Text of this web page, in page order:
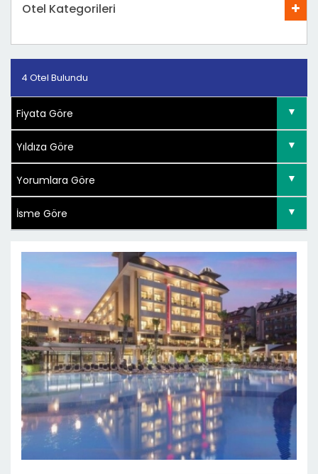
Otel Kategorileri
4 Otel Bulundu